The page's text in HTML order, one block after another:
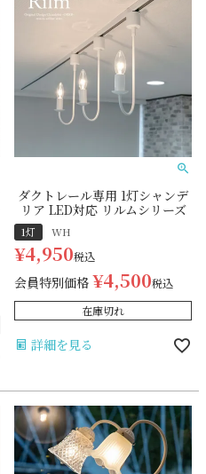
ダクトレール専用 1灯シャンデ
リア LED対応 リルムシリーズ
1灯 WH
¥4,950税込
会員特別価格 ¥4,500税込
在庫切れ
詳細を見る